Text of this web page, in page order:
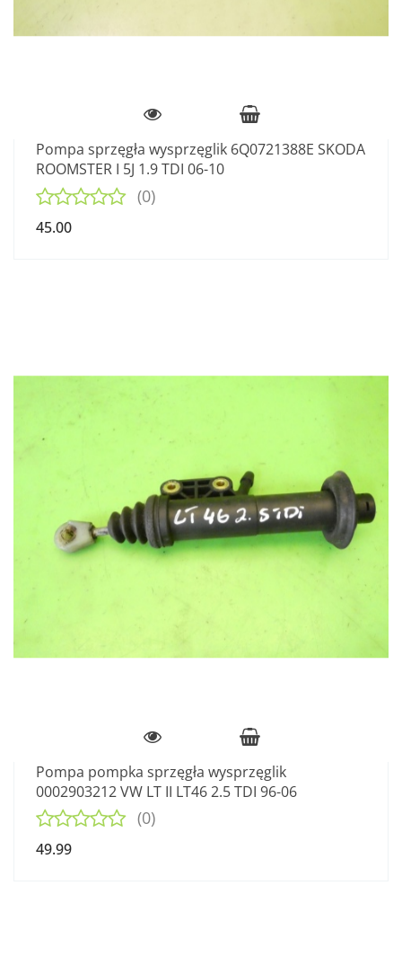
Pompa sprzęgła wysprzęglik 6Q0721388E SKODA
ROOMSTER I 5J 1.9 TDI 06-10
(0)
45.00
Pompa pompka sprzęgła wysprzęglik
0002903212 VW LT II LT46 2.5 TDI 96-06
(0)
49.99